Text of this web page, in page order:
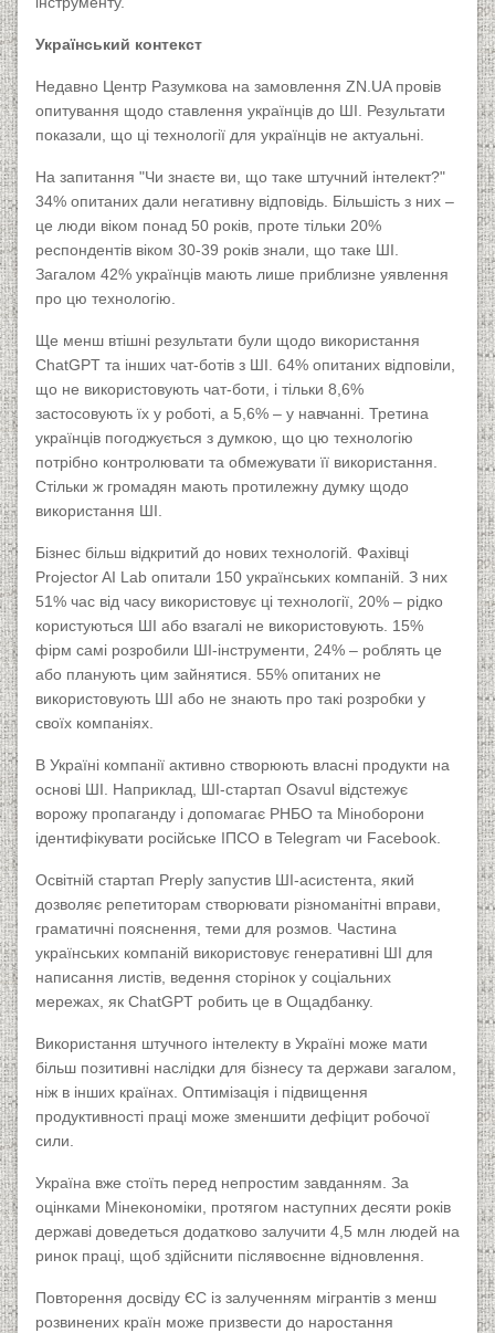
Український контекст
Недавно Центр Разумкова на замовлення ZN.UA провів
опитування щодо ставлення українців до ШІ. Результати
показали, що ці технології для українців не актуальні.
На запитання "Чи знаєте ви, що таке штучний інтелект?"
34% опитаних дали негативну відповідь. Більшість з них –
це люди віком понад 50 років, проте тільки 20%
респондентів віком 30-39 років знали, що таке ШІ.
Загалом 42% українців мають лише приблизне уявлення
про цю технологію.
Ще менш втішні результати були щодо використання
ChatGPT та інших чат-ботів з ШІ. 64% опитаних відповіли,
що не використовують чат-боти, і тільки 8,6%
застосовують їх у роботі, а 5,6% – у навчанні. Третина
українців погоджується з думкою, що цю технологію
потрібно контролювати та обмежувати її використання.
Стільки ж громадян мають протилежну думку щодо
використання ШІ.
Бізнес більш відкритий до нових технологій. Фахівці
Projector AI Lab опитали 150 українських компаній. З них
51% час від часу використовує ці технології, 20% – рідко
користуються ШІ або взагалі не використовують. 15%
фірм самі розробили ШІ-інструменти, 24% – роблять це
або планують цим зайнятися. 55% опитаних не
використовують ШІ або не знають про такі розробки у
своїх компаніях.
В Україні компанії активно створюють власні продукти на
основі ШІ. Наприклад, ШІ-стартап Osavul відстежує
ворожу пропаганду і допомагає РНБО та Міноборони
ідентифікувати російське ІПСО в Telegram чи Facebook.
Освітній стартап Preply запустив ШІ-асистента, який
дозволяє репетиторам створювати різноманітні вправи,
граматичні пояснення, теми для розмов. Частина
українських компаній використовує генеративні ШІ для
написання листів, ведення сторінок у соціальних
мережах, як ChatGPT робить це в Ощадбанку.
Використання штучного інтелекту в Україні може мати
більш позитивні наслідки для бізнесу та держави загалом,
ніж в інших країнах. Оптимізація і підвищення
продуктивності праці може зменшити дефіцит робочої
сили.
Україна вже стоїть перед непростим завданням. За
оцінками Мінекономіки, протягом наступних десяти років
державі доведеться додатково залучити 4,5 млн людей на
ринок праці, щоб здійснити післявоєнне відновлення.
Повторення досвіду ЄС із залученням мігрантів з менш
розвинених країн може призвести до наростання